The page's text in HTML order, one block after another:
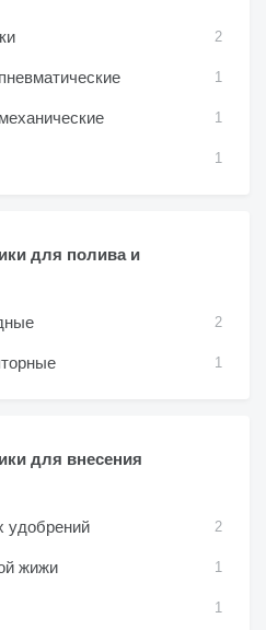
2
1
1
1
для полива и
2
1
для внесения
удобрений 2
жижи 1
1